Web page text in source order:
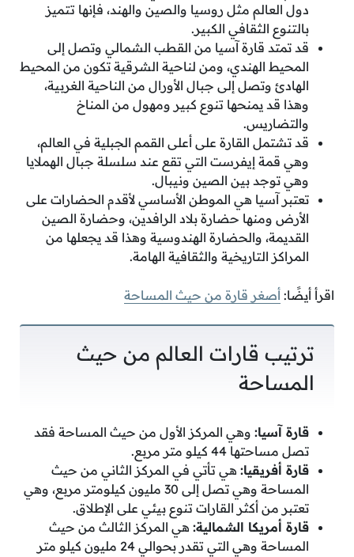
دول العالم مثل روسيا والصين والهند، فإنها تتميز
بالتنوع الثقافي الكبير.
قد تمتد قارة آسيا من القطب الشمالي وتصل إلى
المحيط الهندي، ومن لناحية الشرقية تكون من المحيط
الهادئ وتصل إلى جبال الأورال من الناحية الغربية،
وهذا قد يمنحها تنوع كبير ومهول من المناخ
والتضاريس.
قد تشتمل القارة على أعلى القمم الجبلية في العالم،
وهي قمة إيفرست التي تقع عند سلسلة جبال الهملايا
وهي توجد بين الصين ونيبال.
تعتبر آسيا هي الموطن الأساسي لأقدم الحضارات على
الأرض ومنها حضارة بلاد الرافدين، وحضارة الصين
القديمة، والحضارة الهندوسية وهذا قد يجعلها من
المراكز التاريخية والثقافية الهامة.
اقرأ أيضًا: أصغر قارة من حيث المساحة
ترتيب قارات العالم من حيث
المساحة
قارة آسيا: وهي المركز الأول من حيث المساحة فقد
تصل مساحتها 44 كيلو متر مربع.
قارة أفريقيا: هي تأتي في المركز الثاني من حيث
المساحة وهي تصل إلى 30 مليون كيلومتر مربع، وهي
تعتبر من أكثر القارات تنوع بيئي على الإطلاق.
قارة أمريكا الشمالية: هي المركز الثالث من حيث
المساحة وهي التي تقدر بحوالي 24 مليون كيلو متر